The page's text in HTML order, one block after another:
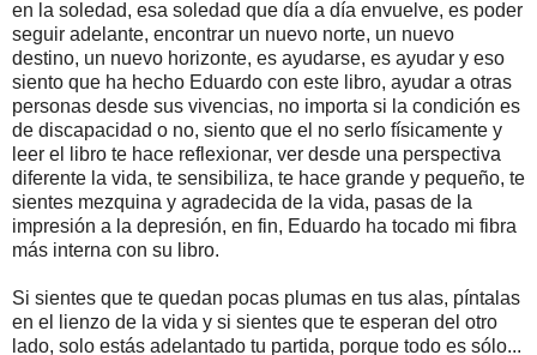
en la soledad, esa soledad que día a día envuelve, es poder
seguir adelante, encontrar un nuevo norte, un nuevo
destino, un nuevo horizonte, es ayudarse, es ayudar y eso
siento que ha hecho Eduardo con este libro, ayudar a otras
personas desde sus vivencias, no importa si la condición es
de discapacidad o no, siento que el no serlo físicamente y
leer el libro te hace reflexionar, ver desde una perspectiva
diferente la vida, te sensibiliza, te hace grande y pequeño, te
sientes mezquina y agradecida de la vida, pasas de la
impresión a la depresión, en fin, Eduardo ha tocado mi fibra
más interna con su libro.
Si sientes que te quedan pocas plumas en tus alas, píntalas
en el lienzo de la vida y si sientes que te esperan del otro
lado, solo estás adelantado tu partida, porque todo es sólo...